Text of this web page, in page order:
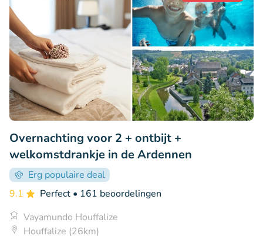
Overnachting voor 2 + ontbijt +
welkomstdrankje in de Ardennen
Erg populaire deal
9.1
Perfect • 161 beoordelingen
Vayamundo Houffalize
Houffalize (26km)